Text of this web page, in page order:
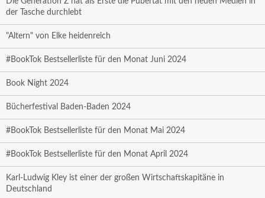
der Tasche durchlebt
"Altern" von Elke heidenreich
#BookTok Bestsellerliste für den Monat Juni 2024
Book Night 2024
Bücherfestival Baden-Baden 2024
#BookTok Bestsellerliste für den Monat Mai 2024
#BookTok Bestsellerliste für den Monat April 2024
Karl-Ludwig Kley ist einer der großen Wirtschaftskapitäne in
Deutschland